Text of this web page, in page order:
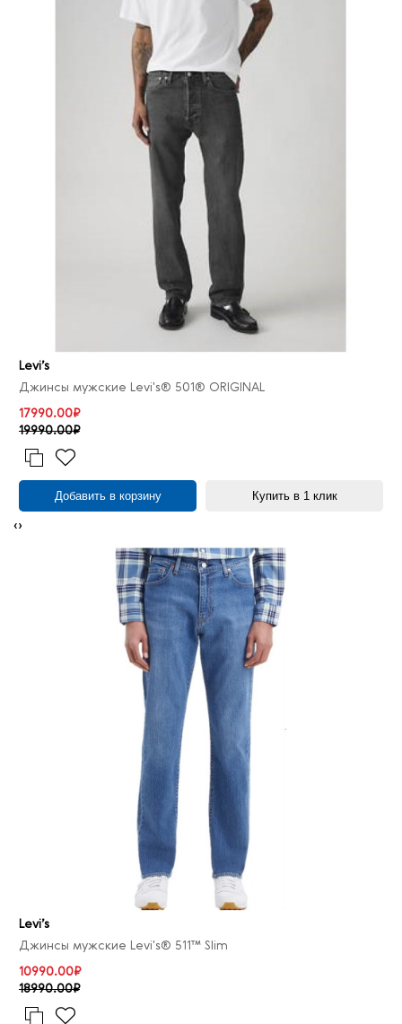
Levi’s
Джинсы мужские Levi's® 501® ORIGINAL
17990.00₽
19990.00₽
Добавить в корзину Купить в 1 клик
‹›
Levi’s
Джинсы мужские Levi's® 511™ Slim
10990.00₽
18990.00₽